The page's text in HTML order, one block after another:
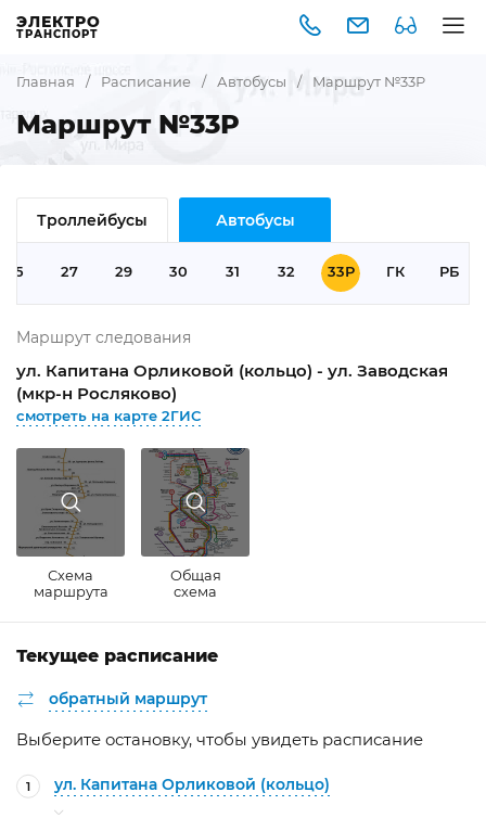
ЭЛЕКТРО
ТРАНСПОРТ
Главная / Расписание / Автобусы / Маршрут №33Р
Маршрут №33Р
Троллейбусы Автобусы
25 27 29 30 31 32 33Р ГК РБ
Маршрут следования
ул. Капитана Орликовой (кольцо) - ул. Заводская
(мкр-н Росляково)
смотреть на карте 2ГИС
Схема
маршрута
Общая
схема
Текущее расписание
обратный маршрут
Выберите остановку, чтобы увидеть расписание
1 ул. Капитана Орликовой (кольцо)